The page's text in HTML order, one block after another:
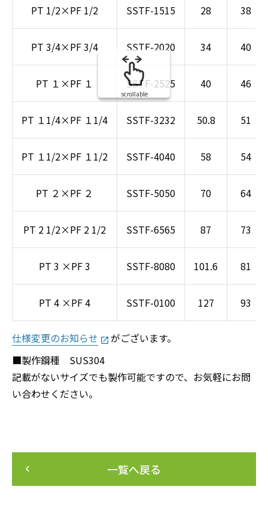
PT 1/2×PF 1/2 SSTF-1515 28 38
PT 3/4×PF 3/4 SSTF-2020 34 40
PT １×PF １ SSTF-2525 40 46
PT １1/4×PF １1/4 SSTF-3232 50.8 51
PT １1/2×PF １1/2 SSTF-4040 58 54
PT ２×PF ２ SSTF-5050 70 64
PT 2 1/2×PF 2 1/2 SSTF-6565 87 73
PT 3 ×PF 3 SSTF-8080 101.6 81
PT 4 ×PF 4 SSTF-0100 127 93
scrollable
launch
仕様変更のお知らせ
がございます。
■製作鋼種 SUS304
記載がないサイズでも製作可能ですので、お気軽にお問
い合わせください。
一覧へ戻る
keyboard_arrow_left